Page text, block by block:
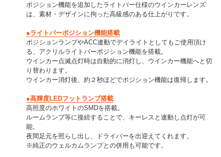
ポジション機能を追加したライトバー仕様のウインカーレンズ
は、素材・デザインに拘った高級感のある仕上がりです。
●ライトバーポジション機能搭載
ポジションランプやACC連動でデイライトとしてもご使用頂け
る、アクリルライトバーポジション機能を搭載。
ウインカー点滅点灯時は自動的に消灯し、ウインカー機能へと切
り替わります。
ウインカー消灯後、約２秒ほどでポジション機能は復帰します。
●高輝度LEDフットランプ搭載
高照度のホワイトのSMDを搭載。
ルームランプ等に接続することで、キーレスと連動し点灯が可
能。
夜間足元を照らし出し、ドライバーを出迎えてくれます。
※純正のウェルカムランプとの併用も可能です。